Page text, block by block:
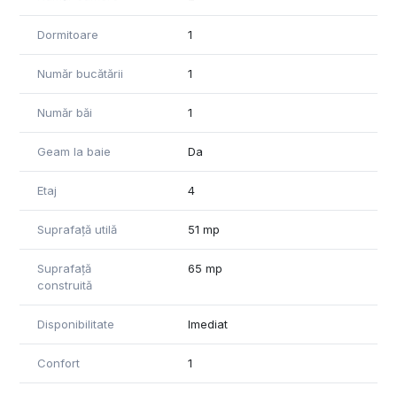
Dormitoare 1
Număr bucătării 1
Număr băi 1
Geam la baie Da
Etaj 4
Suprafață utilă 51 mp
Suprafață
construită
65 mp
Disponibilitate Imediat
Confort 1